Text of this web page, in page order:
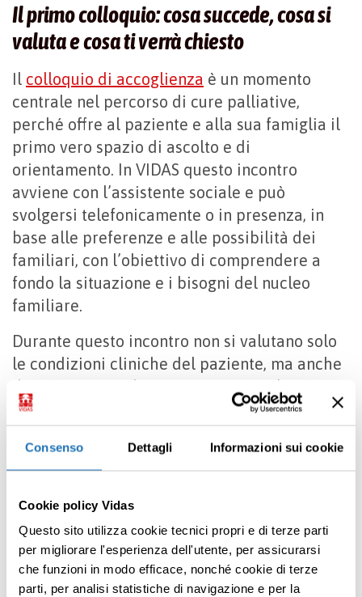
Consenso Dettagli Informazioni sui cookie
Cookie policy Vidas
Questo sito utilizza cookie tecnici propri e di terze parti
per migliorare l'esperienza dell'utente, per assicurarsi
che funzioni in modo efficace, nonché cookie di terze
parti, per analisi statistiche di navigazione e per la
Il primo colloquio: cosa succede, cosa si
valuta e cosa ti verrà chiesto
Il colloquio di accoglienza è un momento
centrale nel percorso di cure palliative,
perché offre al paziente e alla sua famiglia il
primo vero spazio di ascolto e di
orientamento. In VIDAS questo incontro
avviene con l’assistente sociale e può
svolgersi telefonicamente o in presenza, in
base alle preferenze e alle possibilità dei
familiari, con l’obiettivo di comprendere a
fondo la situazione e i bisogni del nucleo
familiare.
Durante questo incontro non si valutano solo
le condizioni cliniche del paziente, ma anche
il contesto complessivo in cui vive: i bisogni
fisici, psicologici e relazionali, la
composizione della famiglia, chi potrà
assumere il ruolo di caregiver, le risorse
economiche e sociali disponibili e le
caratteristiche dell’abitazione. L’obiettivo è
capire se esistono le condizioni per garantire
un’assistenza adeguata e sicura, e quale sia il
percorso più appropriato.